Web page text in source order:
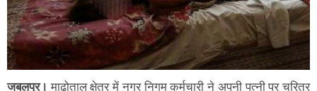
जबलपुर। माढ़ोताल क्षेत्र में नगर निगम कर्मचारी ने अपनी पत्नी पर चरित्र